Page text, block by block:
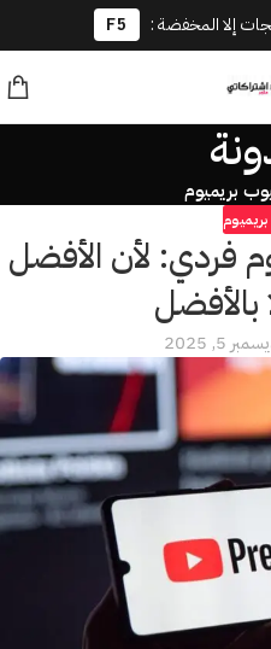
إلا المخفضة : F5
بريميوم
فردي: لأن الأفضل
بالأفضل